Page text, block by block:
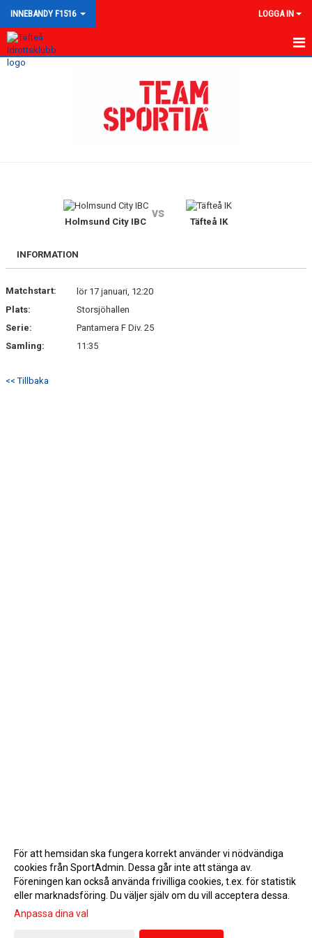
INNEBANDY F1516 LOGGA IN
HEM
DOKUMENT
Holmsund City IBC
vs
Täfteå IK
INFORMATION
Matchstart:
lör 17 januari, 12:20
Plats:
Storsjöhallen
Serie:
Pantamera F Div. 25
Samling:
11:35
<< Tillbaka
Gå till Webbversion
För att hemsidan ska fungera korrekt använder vi nödvändiga
cookies från SportAdmin. Dessa går inte att stänga av.
Föreningen kan också använda frivilliga cookies, t.ex. för statistik
eller marknadsföring. Du väljer själv om du vill acceptera dessa.
Anpassa dina val